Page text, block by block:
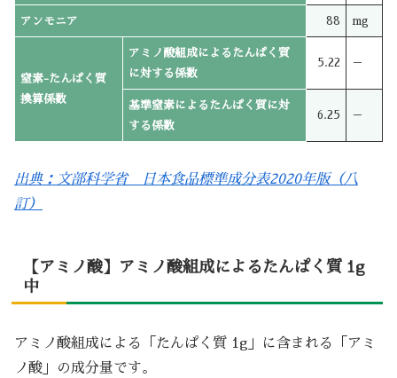
アンモニア 88 mg
窒素-たんぱく質
換算係数
アミノ酸組成によるたんぱく質
に対する係数
5.22 －
基準窒素によるたんぱく質に対
する係数
6.25 －
出典：文部科学省 日本食品標準成分表2020年版（八
訂）
【アミノ酸】アミノ酸組成によるたんぱく質 1g
中
アミノ酸組成による「たんぱく質 1g」に含まれる「アミ
ノ酸」の成分量です。